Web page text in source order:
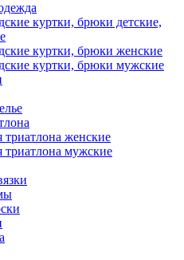
куртки, брюки детские,
куртки, брюки женские
куртки, брюки мужские
женские
мужские